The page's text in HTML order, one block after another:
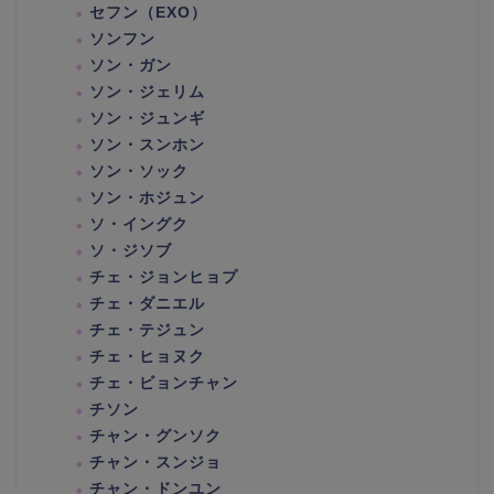
セフン（EXO）
ソンフン
ソン・ガン
ソン・ジェリム
ソン・ジュンギ
ソン・スンホン
ソン・ソック
ソン・ホジュン
ソ・イングク
ソ・ジソブ
チェ・ジョンヒョプ
チェ・ダニエル
チェ・テジュン
チェ・ヒョヌク
チェ・ビョンチャン
チソン
チャン・グンソク
チャン・スンジョ
チャン・ドンユン